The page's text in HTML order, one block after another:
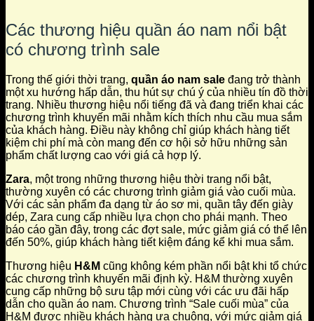
Các thương hiệu quần áo nam nổi bật
có chương trình sale
Trong thế giới thời trang, quần áo nam sale đang trở thành
một xu hướng hấp dẫn, thu hút sự chú ý của nhiều tín đồ thời
trang. Nhiều thương hiệu nổi tiếng đã và đang triển khai các
chương trình khuyến mãi nhằm kích thích nhu cầu mua sắm
của khách hàng. Điều này không chỉ giúp khách hàng tiết
kiệm chi phí mà còn mang đến cơ hội sở hữu những sản
phẩm chất lượng cao với giá cả hợp lý.
Zara, một trong những thương hiệu thời trang nổi bật,
thường xuyên có các chương trình giảm giá vào cuối mùa.
Với các sản phẩm đa dạng từ áo sơ mi, quần tây đến giày
dép, Zara cung cấp nhiều lựa chọn cho phái mạnh. Theo
báo cáo gần đây, trong các đợt sale, mức giảm giá có thể lên
đến 50%, giúp khách hàng tiết kiệm đáng kể khi mua sắm.
Thương hiệu H&M cũng không kém phần nổi bật khi tổ chức
các chương trình khuyến mãi định kỳ. H&M thường xuyên
cung cấp những bộ sưu tập mới cùng với các ưu đãi hấp
dẫn cho quần áo nam. Chương trình “Sale cuối mùa” của
H&M được nhiều khách hàng ưa chuộng, với mức giảm giá